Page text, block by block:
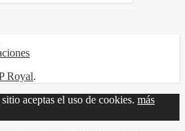
Royal.
aceptas el uso de cookies. más